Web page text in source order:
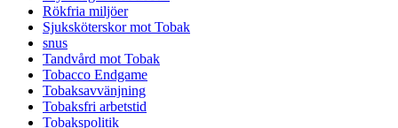
Rökfria miljöer
Sjuksköterskor mot Tobak
snus
Tandvård mot Tobak
Tobacco Endgame
Tobaksavvänjning
Tobaksfri arbetstid
Tobakspolitik